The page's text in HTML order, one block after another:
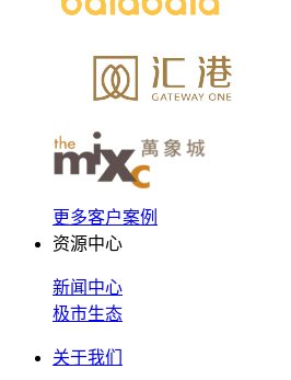
更多客户案例
资源中心
新闻中心
极市生态
关于我们